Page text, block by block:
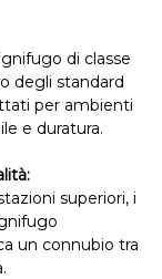
di classe
degli standard
per ambienti
e duratura.
superiori, i
un connubio tra